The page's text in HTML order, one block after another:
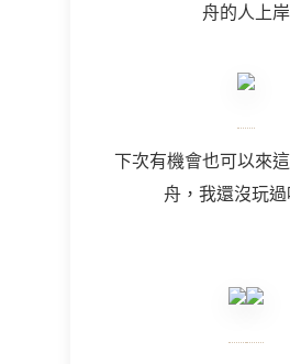
舟的人上岸
下次有機會也可以來
舟，我還沒玩